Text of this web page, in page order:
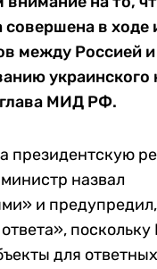
совершена в ходе
между Россией
украинского
МИД РФ.
президентскую
назвал
и
для